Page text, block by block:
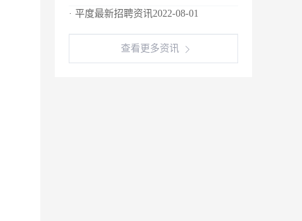
· 平度最新招聘资讯2022-08-01
查看更多资讯